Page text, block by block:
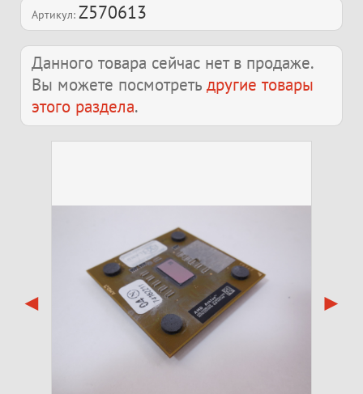
Артикул: Z570613
Данного товара сейчас нет в продаже.
Вы можете посмотреть другие товары
этого раздела.